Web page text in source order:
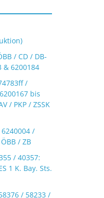
/ CD / DB-
& 6200184
/
bis
/ PKP / ZSSK
/
/ ZB
/ 40357:
1 K. Bay. Sts.
/ 58233 /